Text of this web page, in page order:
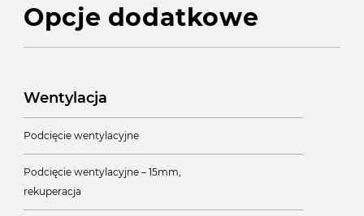
Opcje dodatkowe
Wentylacja
Podcięcie wentylacyjne
Podcięcie wentylacyjne – 15mm,
rekuperacja